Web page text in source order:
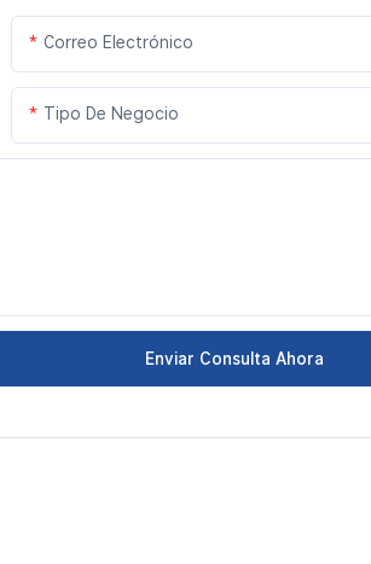
Correo Electrónico
Tipo De Negocio
Enviar Consulta Ahora